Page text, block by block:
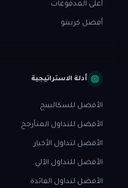
أعلى المدفوعات
أفضل كريبتو
أدلة الاستراتيجية
الأفضل للسكالبينج
الأفضل للتداول المتأرجح
الأفضل لتداول الأخبار
الأفضل للتداول الآلي
الأفضل لتداول الفائدة